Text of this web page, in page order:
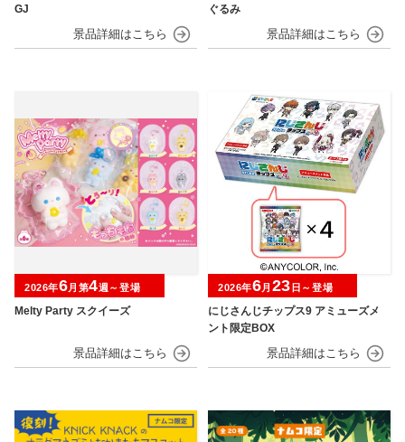
GJ
ぐるみ
Melty Party スクイーズ
2026年6月第4週～登場
にじさんじチップス9 アミューズメ
ント限定BOX
2026年6月 23 日～登場